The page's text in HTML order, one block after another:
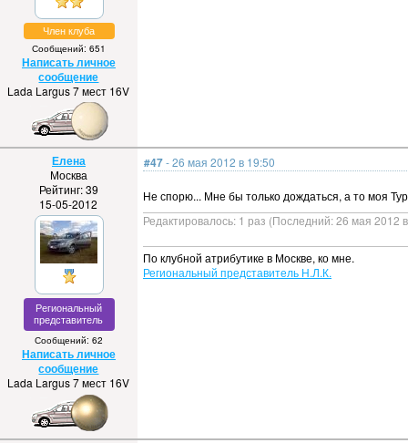
Член клуба
Сообщений: 651
Написать личное
сообщение
Lada Largus 7 мест 16V
Елена
Москва
Рейтинг: 39
15-05-2012
Региональный
представитель
Сообщений: 62
Написать личное
сообщение
Lada Largus 7 мест 16V
#47- 26 мая 2012 в 19:50
Не спорю... Мне бы только дождаться, а то моя
Редактировалось: 1 раз (Последний: 26 мая 2012
По клубной атрибутике в Москве, ко мне.
Региональный представитель Н.Л.К.